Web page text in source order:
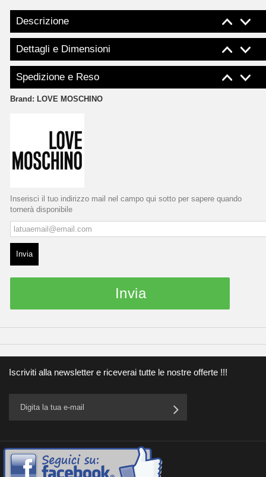
Descrizione
Dettagli e Dimensioni
Spedizione e Reso
Brand: LOVE MOSCHINO
Inserisci il tuo indirizzo mail nel campo qui sotto per sapere quando
tornerà disponibile
Invia
Invia
Iscriviti alla newsletter e riceverai tutte le nostre offerte !!!